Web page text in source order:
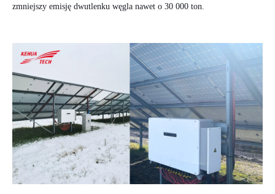
zmniejszy emisję dwutlenku węgla nawet o 30 000 ton.